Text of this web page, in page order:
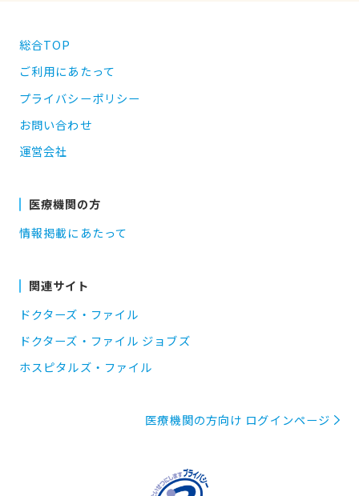
総合TOP
ご利用にあたって
プライバシーポリシー
お問い合わせ
運営会社
医療機関の方
情報掲載にあたって
関連サイト
ドクターズ・ファイル
ドクターズ・ファイル ジョブズ
ホスピタルズ・ファイル
医療機関の方向け ログインページ